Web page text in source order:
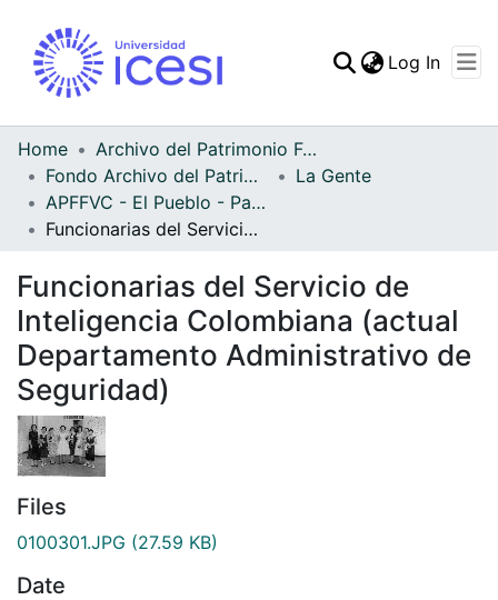
Statistics
Log In
Home
Archivo del Patrimonio Fotográfico y Fílmico del Valle del Cauca
Fondo Archivo del Patrimonio Fotográfico y Fílmico del Valle del Cauca
La Gente
APFFVC - El Pueblo - Patrimonial
Funcionarias del Servicio de Inteligencia Colombiana (actual Departamento Administrativo de Seguridad)
Funcionarias del Servicio de
Inteligencia Colombiana (actual
Departamento Administrativo de
Seguridad)
Files
0100301.JPG (27.59 KB)
Date